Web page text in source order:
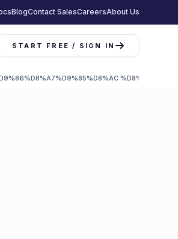
BlogContact SalesCareersAbout Us
START FREE / SIGN IN